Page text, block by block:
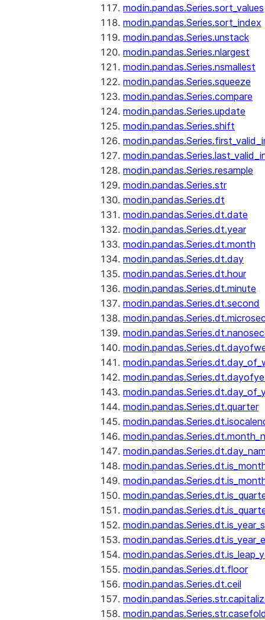
modin.pandas.Series.sort_values
modin.pandas.Series.sort_index
modin.pandas.Series.unstack
modin.pandas.Series.nlargest
modin.pandas.Series.nsmallest
modin.pandas.Series.squeeze
modin.pandas.Series.compare
modin.pandas.Series.update
modin.pandas.Series.shift
modin.pandas.Series.resample
modin.pandas.Series.str
modin.pandas.Series.dt
modin.pandas.Series.dt.date
modin.pandas.Series.dt.year
modin.pandas.Series.dt.month
modin.pandas.Series.dt.day
modin.pandas.Series.dt.hour
modin.pandas.Series.dt.minute
modin.pandas.Series.dt.second
modin.pandas.Series.dt.quarter
modin.pandas.Series.dt.floor
modin.pandas.Series.dt.ceil